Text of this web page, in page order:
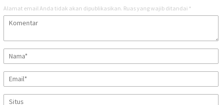
Alamat email Anda tidak akan dipublikasikan. Ruas yang wajib ditandai *